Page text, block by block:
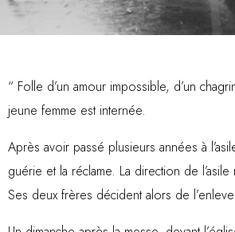
“ Folle d’un amour impossible, d’un
jeune femme est internée.
Après avoir passé plusieurs années à
guérie et la réclame. La direction de
Ses deux frères décident alors de